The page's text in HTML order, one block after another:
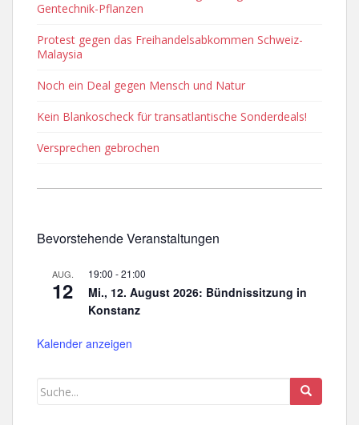
Gentechnik-Pflanzen
Protest gegen das Freihandelsabkommen Schweiz-
Malaysia
Noch ein Deal gegen Mensch und Natur
Kein Blankoscheck für transatlantische Sonderdeals!
Versprechen gebrochen
Bevorstehende Veranstaltungen
AUG.
12
19:00 -21:00
Mi., 12. August 2026: Bündnissitzung in
Konstanz
Kalender anzeigen